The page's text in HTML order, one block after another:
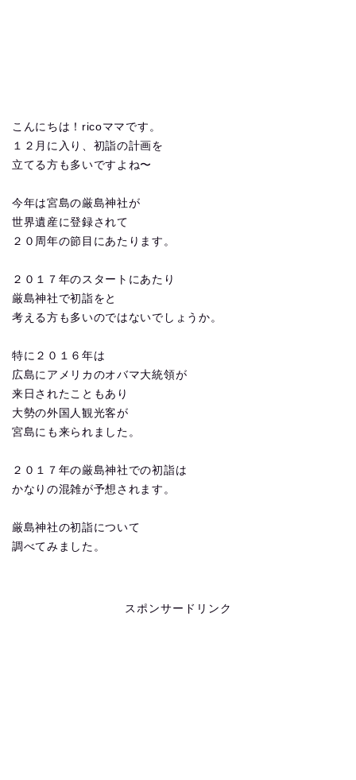
こんにちは！ricoママです。
１２月に入り、初詣の計画を
立てる方も多いですよね〜
今年は宮島の厳島神社が
世界遺産に登録されて
２０周年の節目にあたります。
２０１７年のスタートにあたり
厳島神社で初詣をと
考える方も多いのではないでしょうか。
特に２０１６年は
広島にアメリカのオバマ大統領が
来日されたこともあり
大勢の外国人観光客が
宮島にも来られました。
２０１７年の厳島神社での初詣は
かなりの混雑が予想されます。
厳島神社の初詣について
調べてみました。
スポンサードリンク